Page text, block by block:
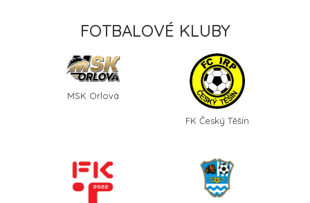
FOTBALOVÉ KLUBY
MSK Orlová
FK Český Těšín